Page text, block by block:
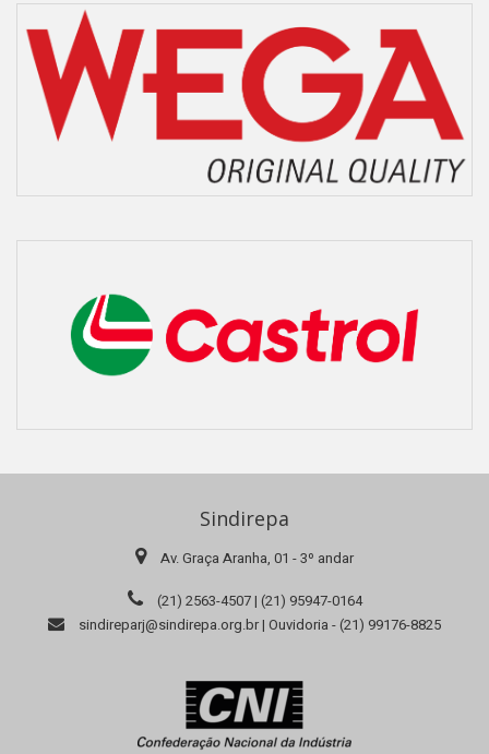
Sindirepa
Av. Graça Aranha, 01 - 3º andar
(21) 2563-4507 | (21) 95947-0164
sindireparj@sindirepa.org.br | Ouvidoria - (21) 99176-8825